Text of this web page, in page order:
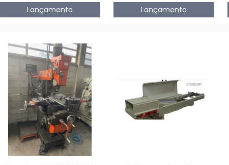
Lançamento Lançamento